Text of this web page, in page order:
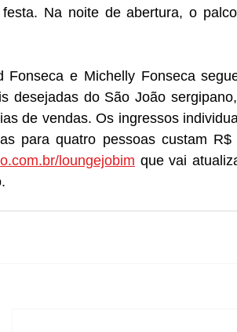
Na noite de abertura, o
Fonseca e Michelly Fonseca
desejadas do São João
de vendas. Os ingressos
para quatro pessoas custam
loungejobim que vai